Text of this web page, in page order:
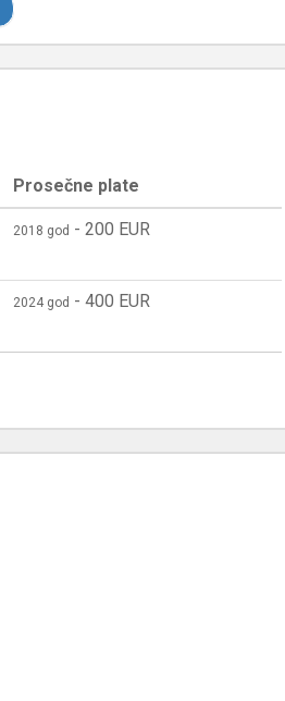
Prosečne plate
2018 god - 200 EUR
2024 god - 400 EUR